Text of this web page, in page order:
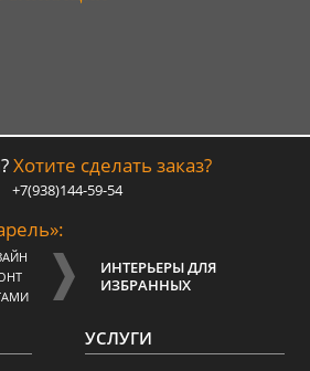
Хотите сделать заказ?
+7(938)144-59-54
ИНТЕРЬЕРЫ ДЛЯ
ИЗБРАННЫХ
УСЛУГИ